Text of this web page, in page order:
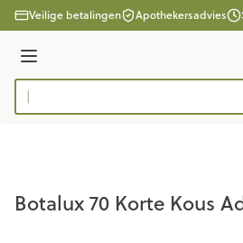
Ga naar de inhoud
Veilige betalingen Apothekersadvies
Menu
Product, merk, categorie...
Botalux 70 Korte Kous